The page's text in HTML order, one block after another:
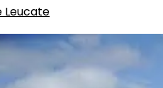
Leucate